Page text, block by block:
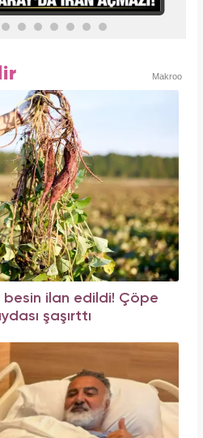
Makroo
ilan edildi! Çöpe
şaşırttı